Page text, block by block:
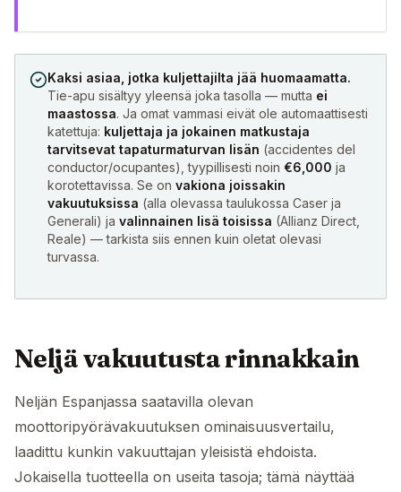
Kaksi asiaa, jotka kuljettajilta jää huomaamatta.
Tie-apu sisältyy yleensä joka tasolla — mutta ei
maastossa. Ja omat vammasi eivät ole automaattisesti
katettuja: kuljettaja ja jokainen matkustaja
tarvitsevat tapaturmaturvan lisän (accidentes del
conductor/ocupantes), tyypillisesti noin €6,000 ja
korotettavissa. Se on vakiona joissakin
vakuutuksissa (alla olevassa taulukossa Caser ja
Generali) ja valinnainen lisä toisissa (Allianz Direct,
Reale) — tarkista siis ennen kuin oletat olevasi
turvassa.
Neljä vakuutusta rinnakkain
Neljän Espanjassa saatavilla olevan
moottoripyörävakuutuksen ominaisuusvertailu,
laadittu kunkin vakuuttajan yleisistä ehdoista.
Jokaisella tuotteella on useita tasoja; tämä näyttää